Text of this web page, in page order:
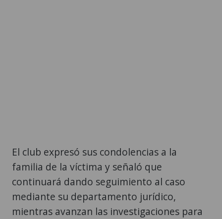
El club expresó sus condolencias a la
familia de la víctima y señaló que
continuará dando seguimiento al caso
mediante su departamento jurídico,
mientras avanzan las investigaciones para